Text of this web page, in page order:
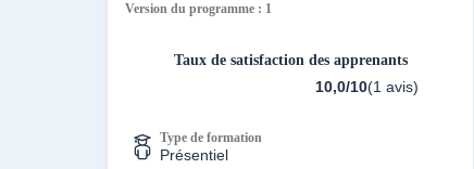
Version du programme : 1
Taux de satisfaction des apprenants
10,0/10(1 avis)
Type de formation
Présentiel